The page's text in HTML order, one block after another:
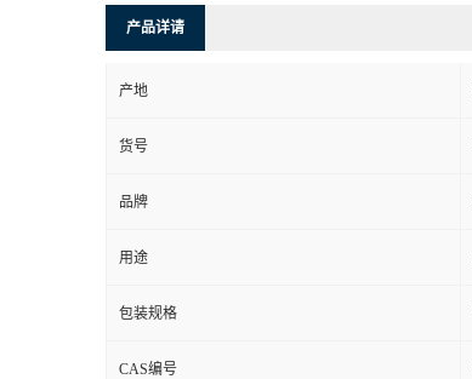
产品详请
产地
货号
品牌
用途
包装规格
CAS编号